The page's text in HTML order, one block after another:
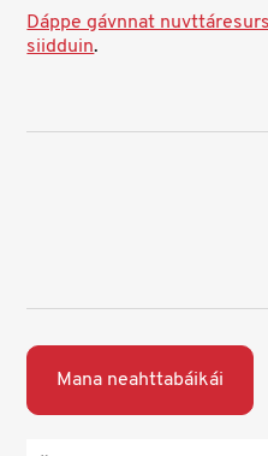
Dáppe gávnnat
siidduin.
Mana neahttabáikái